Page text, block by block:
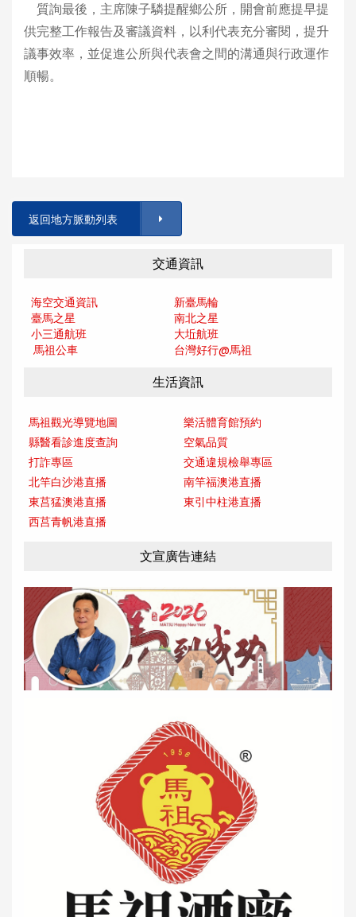
質詢最後，主席陳子驎提醒鄉公所，開會前應提早提
供完整工作報告及審議資料，以利代表充分審閱，提升
議事效率，並促進公所與代表會之間的溝通與行政運作
順暢。
返回地方脈動列表
交通資訊
海空交通資訊
新臺馬輪
臺馬之星
南北之星
小三通航班
大坵航班
馬祖公車
台灣好行@馬祖
生活資訊
馬祖觀光導覽地圖
樂活體育館預約
縣醫看診進度查詢
空氣品質
打詐專區
交通違規檢舉專區
北竿白沙港直播
南竿福澳港直播
東莒猛澳港直播
東引中柱港直播
西莒青帆港直播
文宣廣告連結